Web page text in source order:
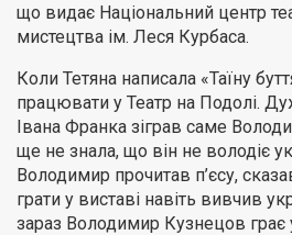
що видає Національний центр
мистецтва ім. Леся Курбаса.
Коли Тетяна написала «Таїну
працювати у Театр на Подолі.
Івана Франка зіграв саме
ще не знала, що він не володіє
Володимир прочитав п’єсу,
грати у виставі навіть вивчив
зараз Володимир Кузнецов грає